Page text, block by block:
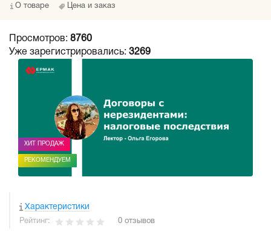
О товаре Цена и заказ
Просмотров: 8760
Уже зарегистрировались: 3269
ХИТ ПРОДАЖ
РЕКОМЕНДУЕМ
Характеристики
Рейтинг: 0 отзывов